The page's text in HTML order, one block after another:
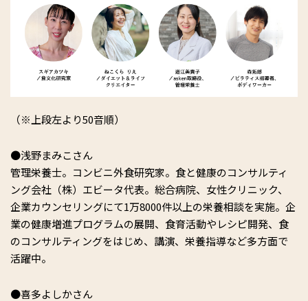
（※上段左より50音順）
●浅野まみこさん
管理栄養士。コンビニ外食研究家。食と健康のコンサルティ
ング会社（株）エビータ代表。総合病院、女性クリニック、
企業カウンセリングにて1万8000件以上の栄養相談を実施。企
業の健康増進プログラムの展開、食育活動やレシピ開発、食
のコンサルティングをはじめ、講演、栄養指導など多方面で
活躍中。
●喜多よしかさん